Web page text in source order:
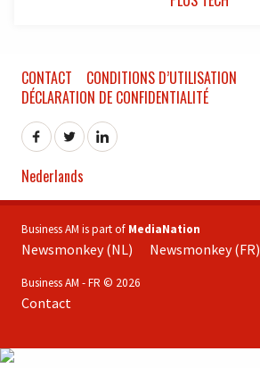
CONTACT
CONDITIONS D’UTILISATION
DÉCLARATION DE CONFIDENTIALITÉ
Nederlands
Business AM is part of MediaNation
Newsmonkey (NL) Newsmonkey (FR)
Business AM - FR © 2026
Contact